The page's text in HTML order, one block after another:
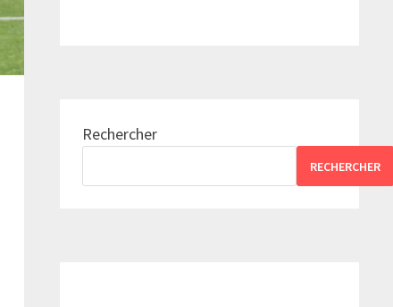
Rechercher
RECHERCHER